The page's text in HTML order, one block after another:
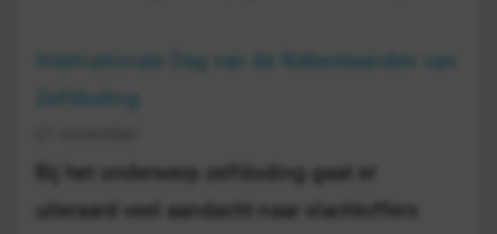
Internationale Dag van de Nabestaanden van
Bij het onderwerp zelfdoding gaat er
uiteraard veel aandacht naar slachtoffers